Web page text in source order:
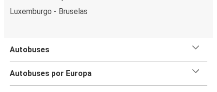
Luxemburgo - Bruselas
Autobuses
Autobuses por Europa